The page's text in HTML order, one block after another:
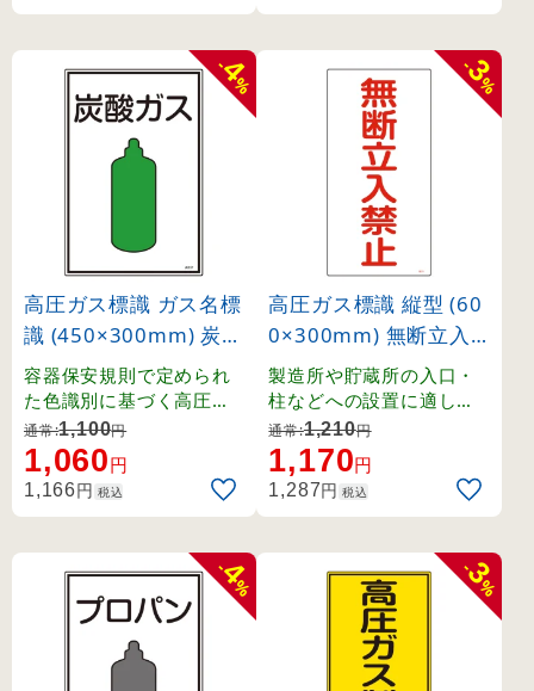
-
4
%
高圧ガス標識 ガス名標
識 (450×300mm) 炭酸
ガス (39107)
容器保安規則で定められ
た色識別に基づく高圧ガ
ス関係の標識です。
通常:1,100円
1,060円
1,166円 税込
-
3
%
高圧ガス標識 縦型 (60
0×300mm) 無断立入
禁止 (39211)
製造所や貯蔵所の入口・
柱などへの設置に適した
縦長タイプの標識。
通常:1,210円
1,170円
1,287円 税込
-
4
%
-
3
%